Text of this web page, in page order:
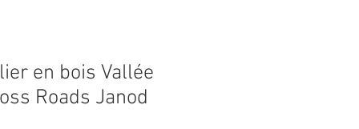
en bois Vallée
Roads Janod